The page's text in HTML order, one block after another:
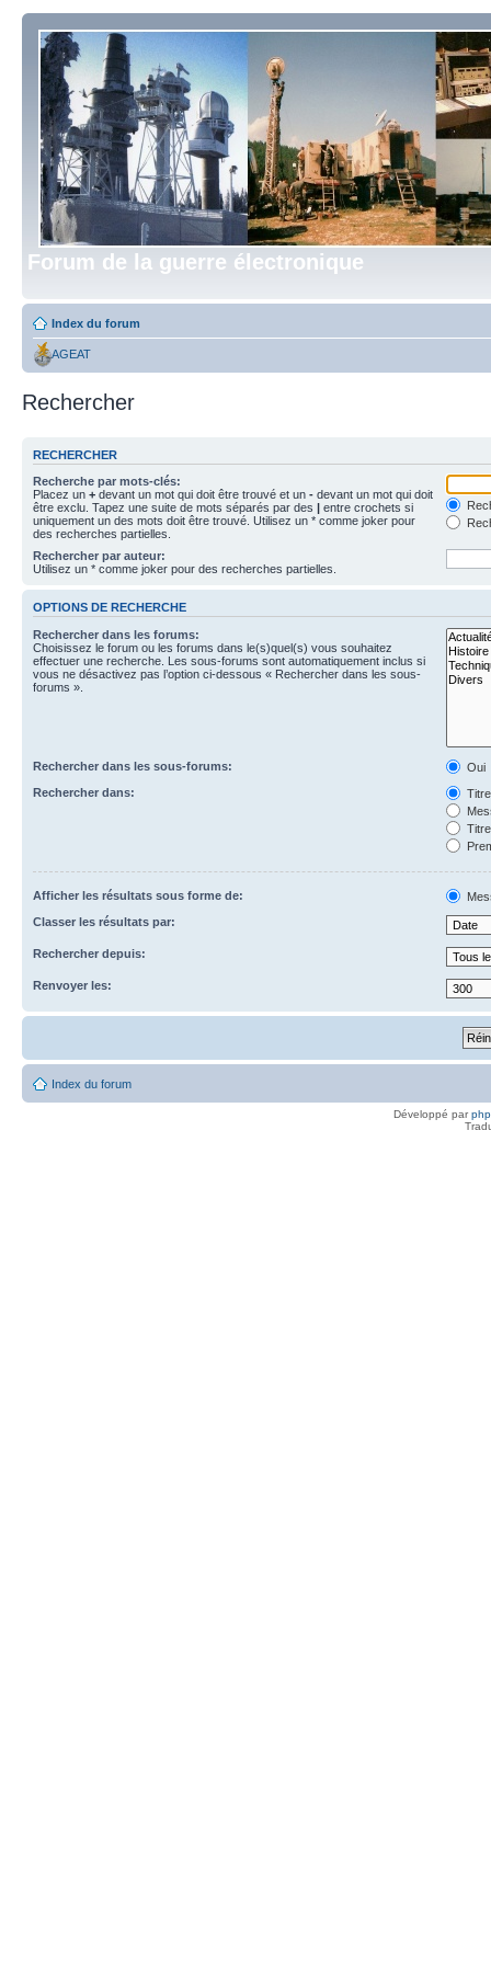
Forum de la guerre électronique
Index du forum
AGEAT
Rechercher
RECHERCHER
Recherche par mots-clés:
Placez un + devant un mot qui doit être trouvé et un - devant un mot qui doit
être exclu. Tapez une suite de mots séparés par des | entre crochets si
uniquement un des mots doit être trouvé. Utilisez un * comme joker pour
des recherches partielles.
Rechercher par auteur:
Utilisez un * comme joker pour des recherches partielles.
OPTIONS DE RECHERCHE
Rechercher dans les forums:
Choisissez le forum ou les forums dans le(s)quel(s) vous souhaitez
effectuer une recherche. Les sous-forums sont automatiquement inclus si
vous ne désactivez pas l’option ci-dessous « Rechercher dans les sous-
forums ».
Rechercher dans les sous-forums:
Oui
Rechercher dans:
Afficher les résultats sous forme de:
Classer les résultats par:
Rechercher depuis:
Renvoyer les:
Index du forum
Développé par